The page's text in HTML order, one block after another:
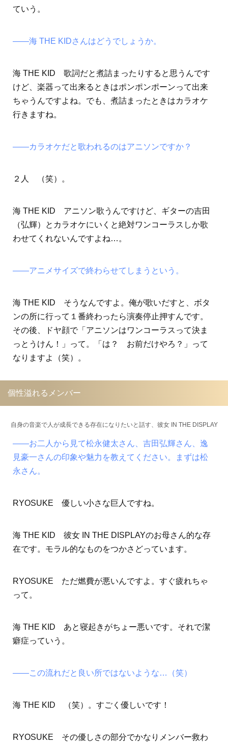
ていう。
――海 THE KIDさんはどうでしょうか。
海 THE KID 歌詞だと煮詰まったりすると思うんです
けど、楽器って出来るときはポンポンポーンって出来
ちゃうんですよね。でも、煮詰まったときはカラオケ
行きますね。
――カラオケだと歌われるのはアニソンですか？
２人 （笑）。
海 THE KID アニソン歌うんですけど、ギターの吉田
（弘輝）とカラオケにいくと絶対ワンコーラスしか歌
わせてくれないんですよね…。
――アニメサイズで終わらせてしまうという。
海 THE KID そうなんですよ。俺が歌いだすと、ボタ
ンの所に行って１番終わったら演奏停止押すんです。
その後、ドヤ顔で「アニソンはワンコーラスって決ま
っとうけん！」って。「は？ お前だけやろ？」って
なりますよ（笑）。
個性溢れるメンバー
自身の音楽で人が成長できる存在になりたいと話す、彼女 IN THE DISPLAY
――お二人から見て松永健太さん、吉田弘輝さん、逸
見豪一さんの印象や魅力を教えてください。まずは松
永さん。
RYOSUKE 優しい小さな巨人ですね。
海 THE KID 彼女 IN THE DISPLAYのお母さん的な存
在です。モラル的なものをつかさどっています。
RYOSUKE ただ燃費が悪いんですよ。すぐ疲れちゃ
って。
海 THE KID あと寝起きがちょー悪いです。それで潔
癖症っていう。
――この流れだと良い所ではないような…（笑）
海 THE KID （笑）。すごく優しいです！
RYOSUKE その優しさの部分でかなりメンバー救わ